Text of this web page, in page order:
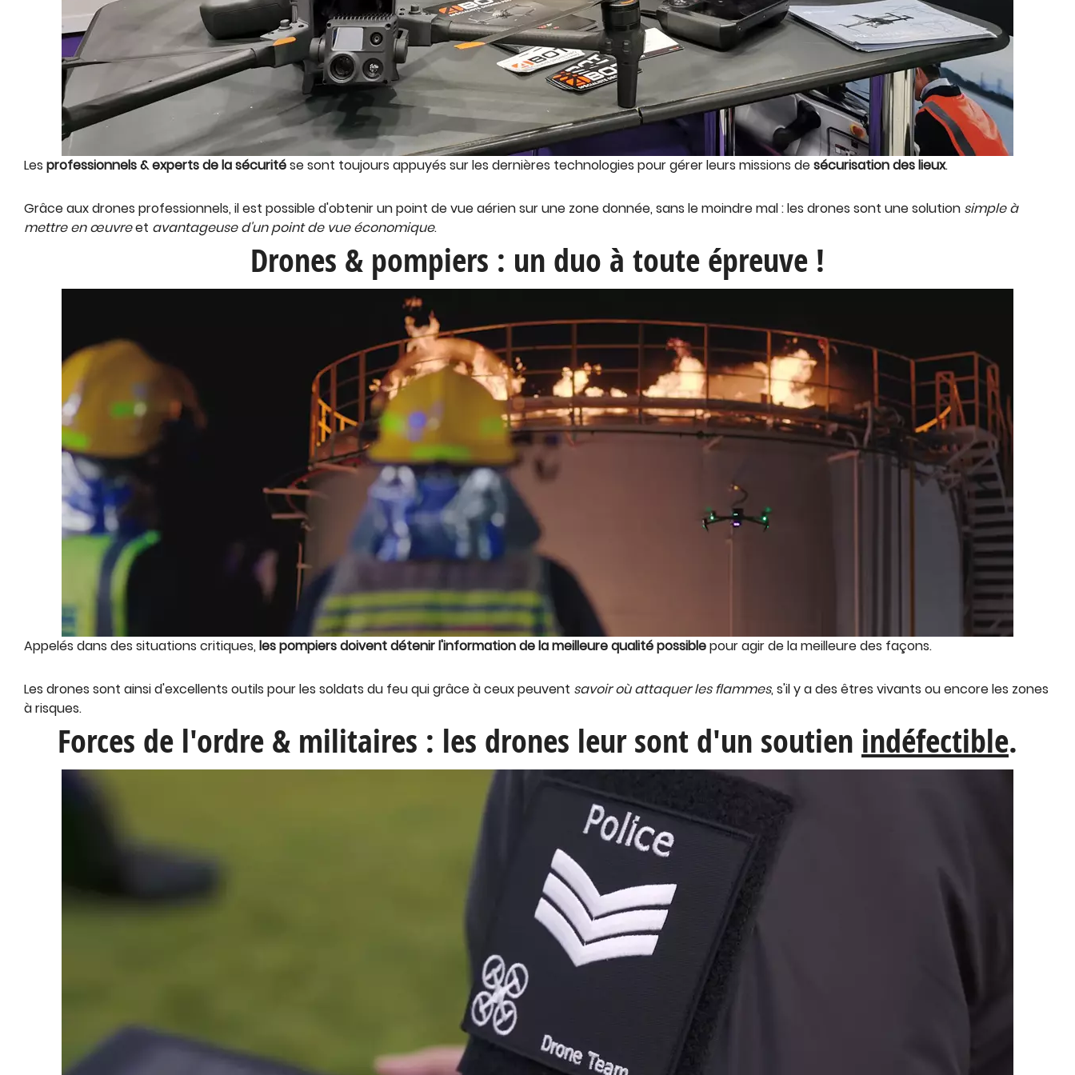
Les professionnels & experts de la sécuritése sont toujours appuyés sur les dernières technologies pour gérer leurs missions desécurisation des lieux.
Grâce aux drones professionnels, il est possible d'obtenir un point de vue aérien sur une zone donnée, sans le moindre mal : les drones sont une solution simple à
mettre en œuvreet avantageuse d'un point de vue économique.
Drones & pompiers : un duo à toute épreuve !
Appelés dans des situations critiques, les pompiers doivent détenir l'information de la meilleure qualité possiblepour agir de la meilleure des façons.
Les drones sont ainsi d'excellents outils pour les soldats du feu qui grâce à ceux peuvent savoir où attaquer les flammes, s'il y a des êtres vivants ou encore les zones
à risques.
Forces de l'ordre & militaires : les drones leur sont d'un soutien indéfectible.